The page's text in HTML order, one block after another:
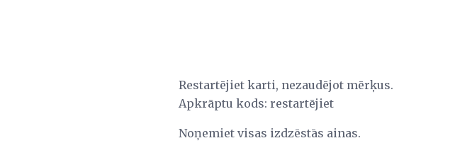
Restartējiet karti, nezaudējot mērķus.
Apkrāptu kods: restartējiet
Noņemiet visas izdzēstās ainas.